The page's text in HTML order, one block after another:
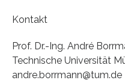
Kontakt
Prof. Dr.-Ing. André
Technische Universität
andre.borrmann@tum.de